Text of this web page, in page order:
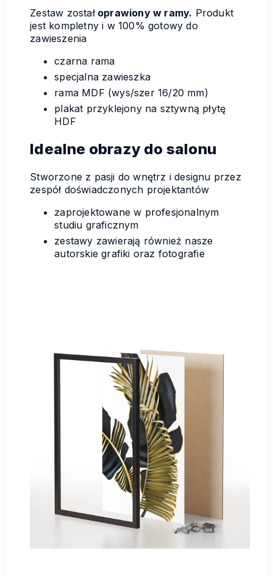
Zestaw zostałoprawiony w ramy. Produkt
jest kompletny i w 100% gotowy do
zawieszenia
czarna rama
specjalna zawieszka
rama MDF (wys/szer 16/20 mm)
plakat przyklejony na sztywną płytę
HDF
Idealne obrazy do salonu
Stworzone z pasji do wnętrz i designu przez
zespół doświadczonych projektantów
zaprojektowane w profesjonalnym
studiu graficznym
zestawy zawierają również nasze
autorskie grafiki oraz fotografie